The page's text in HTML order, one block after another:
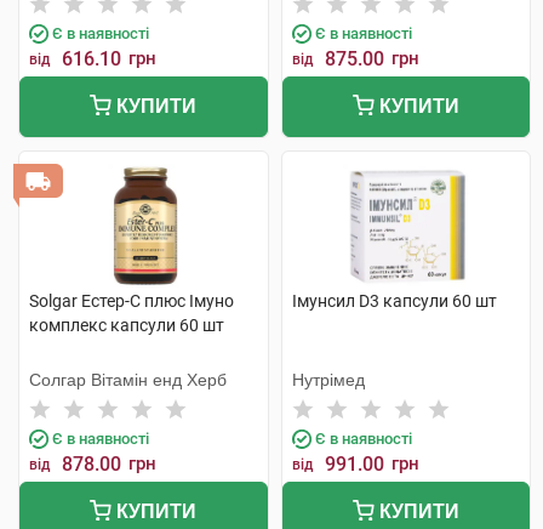
Є в наявності
від 616.10 грн
КУПИТИ
Є в наявності
від 875.00 грн
КУПИТИ
Solgar Естер-С плюс Імуно
комплекс капсули 60 шт
Солгар Вітамін енд Херб
Є в наявності
від 878.00 грн
КУПИТИ
Імунсил D3 капсули 60 шт
Нутрімед
Є в наявності
від 991.00 грн
КУПИТИ